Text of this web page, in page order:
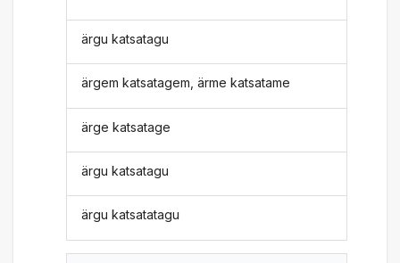
ärgu katsatagu
ärgem katsatagem, ärme katsatame
ärge katsatage
ärgu katsatagu
ärgu katsatatagu